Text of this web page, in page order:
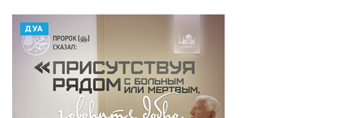
ДУА